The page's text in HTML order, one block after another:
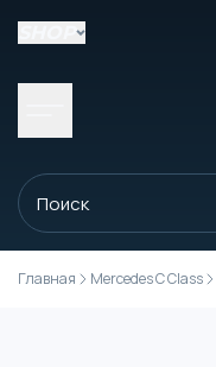
Главная Mercedes C Class